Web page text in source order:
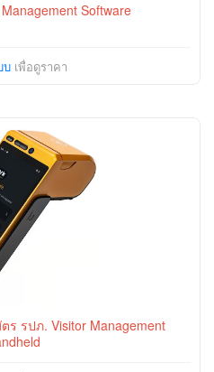
Software
บเพื่อดูราคา
ร รปภ. Visitor Management